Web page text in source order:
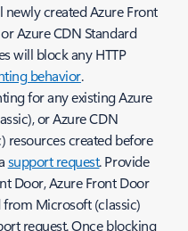
created Azure Front
Azure CDN Standard
will block any HTTP
behavior.
for any existing Azure
or Azure CDN
resources created before
support request. Provide
Door, Azure Front Door
from Microsoft (classic)
request. Once blocking